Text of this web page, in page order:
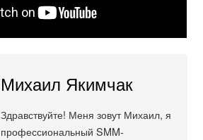
Михаил Якимчак
Здравствуйте! Меня зовут Михаил, я
профессиональный SMM-